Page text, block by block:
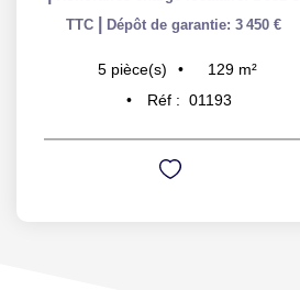
TTC
Dépôt de garantie: 3 450 €
5 pièce(s) 129 m²
Réf : 01193